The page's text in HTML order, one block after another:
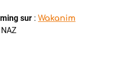
sur : Wakanim
NAZ